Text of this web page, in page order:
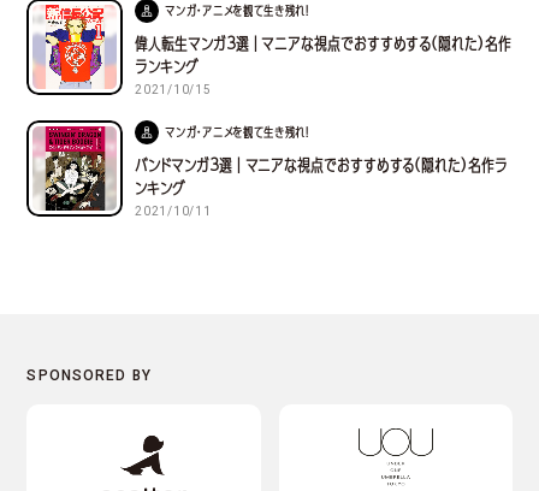
マンガ・アニメを観て生き残れ！
偉人転生マンガ３選｜マニアな視点でおすすめする(隠れた)名作
ランキング
2021/10/15
マンガ・アニメを観て生き残れ！
バンドマンガ３選｜マニアな視点でおすすめする(隠れた)名作ラ
ンキング
2021/10/11